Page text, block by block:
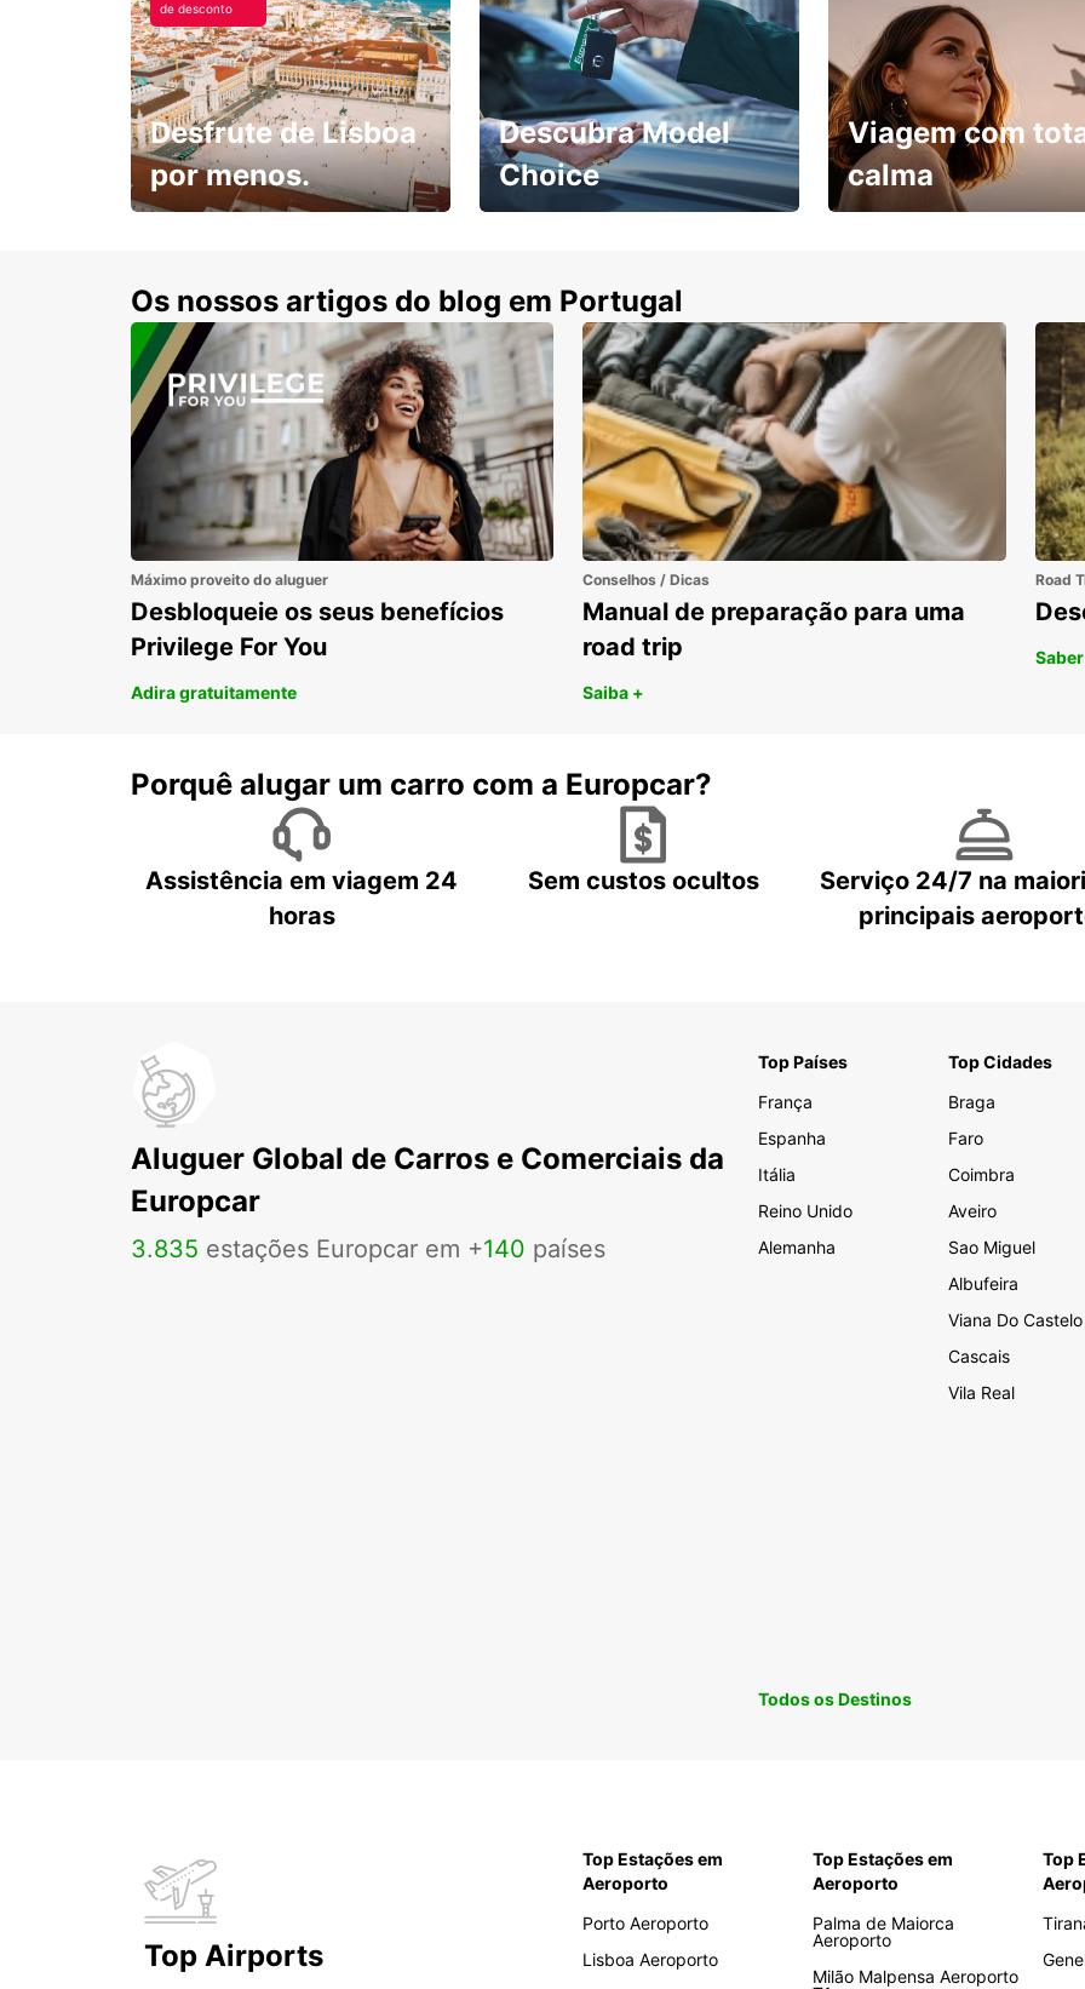
de desconto
Desfrute de Lisboa
por menos.
Descubra Model
Choice
Viagem com
calma
Os nossos artigos do blog em Portugal
Máximo proveito do aluguer
Desbloqueie os seus benefícios
Privilege For You
Adira gratuitamente
Conselhos / Dicas
Manual de preparação para uma
road trip
Saiba +
Road
Porquê alugar um carro com a Europcar?
Assistência em viagem 24
horas
Sem custos ocultos
Serviço 24/7 na
principais
Aluguer Global de Carros e Comerciais da
Europcar
3.835 estações Europcar em +140 países
Top Países
França
Espanha
Itália
Reino Unido
Alemanha
Top Cidades
Braga
Faro
Coimbra
Aveiro
Sao Miguel
Albufeira
Viana Do Castelo
Cascais
Vila Real
Todos os Destinos
Top Airports
Top Estações em
Aeroporto
Porto Aeroporto
Lisboa Aeroporto
Top Estações em
Aeroporto
Palma de Maiorca
Aeroporto
Milão Malpensa Aeroporto
Top